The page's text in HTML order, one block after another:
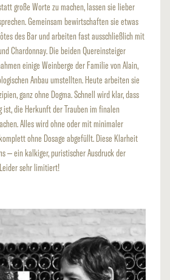
große Worte zu machen, lassen sie lieber
Gemeinsam bewirtschaften sie etwas
des Bar und arbeiten fast ausschließlich mit
Chardonnay. Die beiden Quereinsteiger
einige Weinberge der Familie von Alain,
Anbau umstellten. Heute arbeiten sie
ganz ohne Dogma. Schnell wird klar, dass
ist, die Herkunft der Trauben im finalen
Alles wird ohne oder mit minimaler
ohne Dosage abgefüllt. Diese Klarheit
– ein kalkiger, puristischer Ausdruck der
sehr limitiert!